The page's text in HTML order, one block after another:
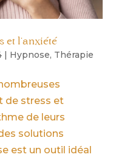
et l’anxiété
| Hypnose, Thérapie
de stress et
de leurs
solutions
est un outil idéal